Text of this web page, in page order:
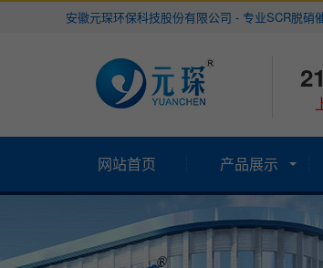
安徽元琛环保科技股份有限公司 - 专业SCR脱硝
网站首页 产品展示